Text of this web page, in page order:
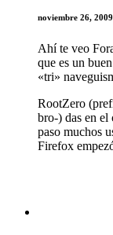
noviembre 26,
Ahí te veo
que es un
«tri»
RootZero
bro-) das en
paso muchos
Firefox